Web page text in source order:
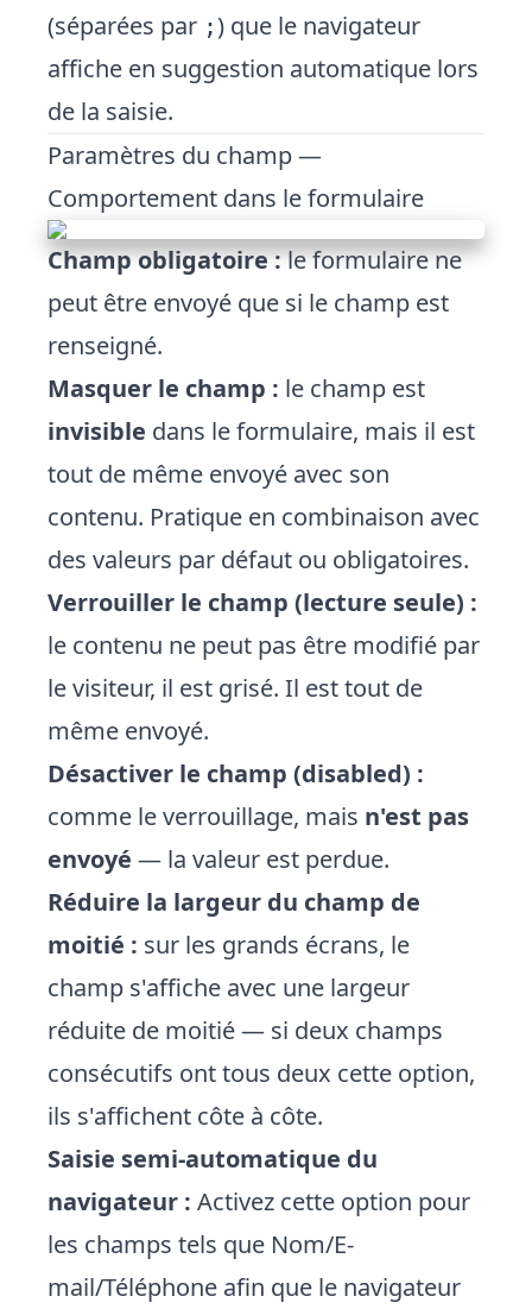
(séparées par ;) que le navigateur
affiche en suggestion automatique lors
de la saisie.
Paramètres du champ —
Comportement dans le formulaire
Champ obligatoire :le formulaire ne
peut être envoyé que si le champ est
renseigné.
Masquer le champ : le champ est
invisible dans le formulaire, mais il est
tout de même envoyé avec son
contenu. Pratique en combinaison avec
des valeurs par défaut ou obligatoires.
Verrouiller le champ (lecture seule) :
le contenu ne peut pas être modifié par
le visiteur, il est grisé. Il est tout de
même envoyé.
Désactiver le champ (disabled) :
comme le verrouillage, mais n'est pas
envoyé — la valeur est perdue.
Réduire la largeur du champ de
moitié : sur les grands écrans, le
champ s'affiche avec une largeur
réduite de moitié — si deux champs
consécutifs ont tous deux cette option,
ils s'affichent côte à côte.
Saisie semi-automatique du
navigateur : Activez cette option pour
les champs tels que Nom/E-
mail/Téléphone afin que le navigateur